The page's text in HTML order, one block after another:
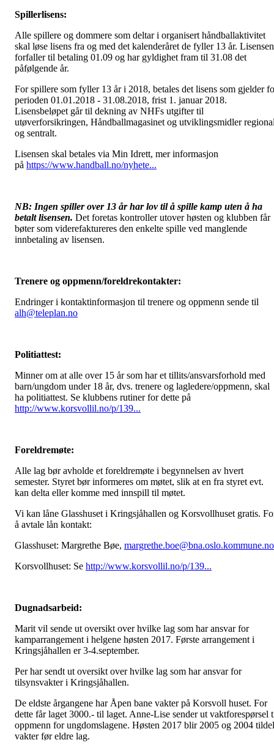
Spillerlisens:
Alle spillere og dommere som deltar i organisert håndballaktivitet
skal løse lisens fra og med det kalenderåret de fyller 13 år. Lisensen
forfaller til betaling 01.09 og har gyldighet fram til 31.08 det
påfølgende år.
For spillere som fyller 13 år i 2018, betales det lisens som gjelder
perioden 01.01.2018 - 31.08.2018, frist 1. januar 2018.
Lisensbeløpet går til dekning av NHFs utgifter til
utøverforsikringen, Håndballmagasinet og utviklingsmidler
og sentralt.
Lisensen skal betales via Min Idrett, mer informasjon
på https://www.handball.no/nyhete...
NB: Ingen spiller over 13 år har lov til å spille kamp uten å ha
betalt lisensen. Det foretas kontroller utover høsten og klubben får
bøter som viderefaktureres den enkelte spille ved manglende
innbetaling av lisensen.
Trenere og oppmenn/foreldrekontakter:
Endringer i kontaktinformasjon til trenere og oppmenn sende til
alh@teleplan.no
Politiattest:
Minner om at alle over 15 år som har et tillits/ansvarsforhold med
barn/ungdom under 18 år, dvs. trenere og lagledere/oppmenn, skal
ha politiattest. Se klubbens rutiner for dette på
http://www.korsvollil.no/p/139...
Foreldremøte:
Alle lag bør avholde et foreldremøte i begynnelsen av hvert
semester. Styret bør informeres om møtet, slik at en fra styret evt.
kan delta eller komme med innspill til møtet.
Vi kan låne Glasshuset i Kringsjåhallen og Korsvollhuset gratis.
å avtale lån kontakt:
Glasshuset: Margrethe Bøe, margrethe.boe@bna.oslo.kommune.no
Korsvollhuset: Se http://www.korsvollil.no/p/139...
Dugnadsarbeid:
Marit vil sende ut oversikt over hvilke lag som har ansvar for
kamparrangement i helgene høsten 2017. Første arrangement i
Kringsjåhallen er 3-4.september.
Per har sendt ut oversikt over hvilke lag som har ansvar for
tilsynsvakter i Kringsjåhallen.
De eldste årgangene har Åpen bane vakter på Korsvoll huset. For
dette får laget 3000.- til laget. Anne-Lise sender ut vaktforespørsel
oppmenn for ungdomslagene. Høsten 2017 blir 2005 og 2004
vakter før eldre lag.